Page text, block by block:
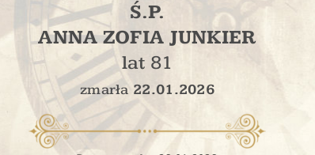
Ś.P.
ANNA ZOFIA JUNKIER
lat 81
zmarła 22.01.2026